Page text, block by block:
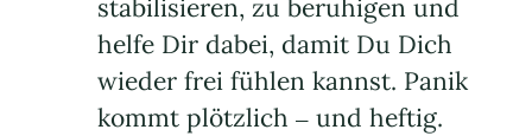
stabilisieren, zu beruhigen und
helfe Dir dabei, damit Du Dich
wieder frei fühlen kannst. Panik
kommt plötzlich – und heftig.